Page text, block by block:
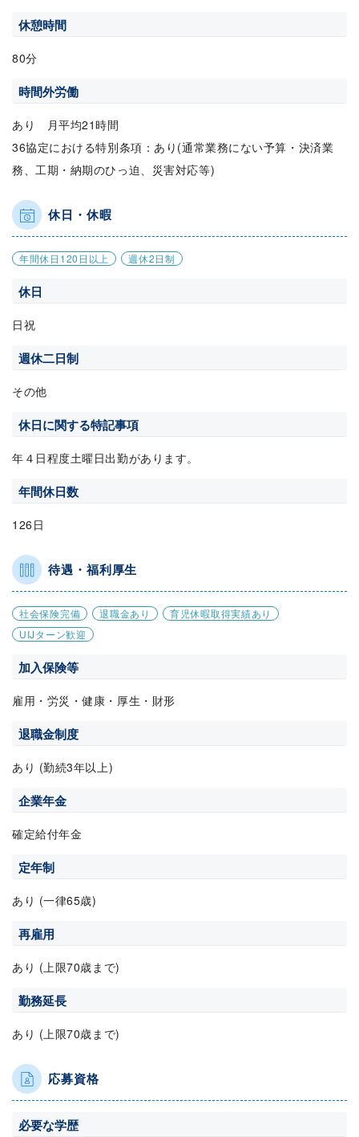
休憩時間
80分
時間外労働
あり 月平均21時間
36協定における特別条項：あり(通常業務にない予算・決済業
務、工期・納期のひっ迫、災害対応等)
休日・休暇
年間休日120日以上 週休2日制
休日
日祝
週休二日制
その他
休日に関する特記事項
年４日程度土曜日出勤があります。
年間休日数
126日
待遇・福利厚生
社会保険完備 退職金あり
育児休暇取得実績あり
UIJターン歓迎
加入保険等
雇用・労災・健康・厚生・財形
退職金制度
あり (勤続3年以上)
企業年金
確定給付年金
定年制
あり (一律65歳)
再雇用
あり (上限70歳まで)
勤務延長
あり (上限70歳まで)
応募資格
必要な学歴